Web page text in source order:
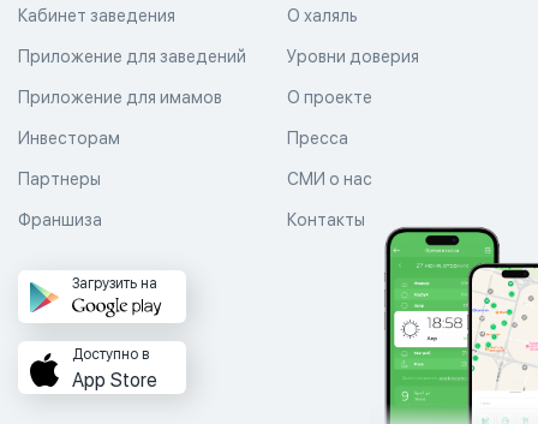
О халяль
Уровни доверия
Кабинет заведения
Приложение для заведений
Приложение для имамов О проекте
Пресса
СМИ о нас
Контакты
Инвесторам
Партнеры
Франшиза
Загрузить на
Доступно в
App Store